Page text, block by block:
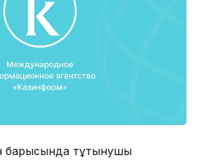
барысында тұтынушы